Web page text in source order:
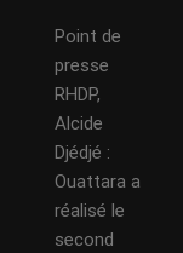
Point de
presse
RHDP,
Alcide
Djédjé :
Ouattara a
réalisé le
second